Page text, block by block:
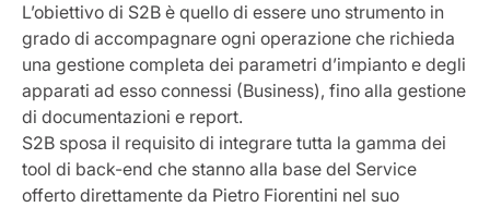
L’obiettivo di S2B è quello di essere uno strumento in
grado di accompagnare ogni operazione che richieda
una gestione completa dei parametri d’impianto e degli
apparati ad esso connessi (Business), fino alla gestione
di documentazioni e report.
S2B sposa il requisito di integrare tutta la gamma dei
tool di back-end che stanno alla base del Service
offerto direttamente da Pietro Fiorentini nel suo